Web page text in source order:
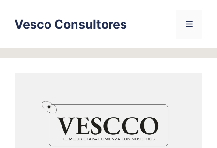
contentVesco Consultores Menu